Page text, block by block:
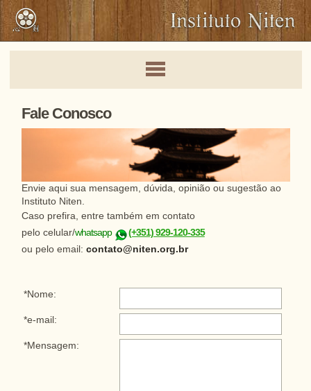
Fale Conosco
Envie aqui sua mensagem, dúvida, opinião ou sugestão ao
Instituto Niten.
Caso prefira, entre também em contato
pelo celular/whatsapp
(+351) 929-120-335
ou pelo email: contato@niten.org.br
*Nome:
*e-mail:
*Mensagem: